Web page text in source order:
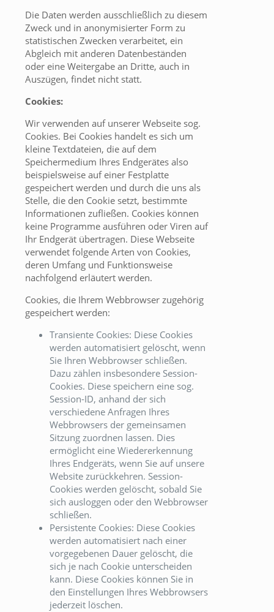
Die Daten werden ausschließlich zu diesem
Zweck und in anonymisierter Form zu
statistischen Zwecken verarbeitet, ein
Abgleich mit anderen Datenbeständen
oder eine Weitergabe an Dritte, auch in
Auszügen, findet nicht statt.
Cookies:
Wir verwenden auf unserer Webseite sog.
Cookies. Bei Cookies handelt es sich um
kleine Textdateien, die auf dem
Speichermedium Ihres Endgerätes also
beispielsweise auf einer Festplatte
gespeichert werden und durch die uns als
Stelle, die den Cookie setzt, bestimmte
Informationen zufließen. Cookies können
keine Programme ausführen oder Viren auf
Ihr Endgerät übertragen. Diese Webseite
verwendet folgende Arten von Cookies,
deren Umfang und Funktionsweise
nachfolgend erläutert werden.
Cookies, die Ihrem Webbrowser zugehörig
gespeichert werden:
Transiente Cookies: Diese Cookies
werden automatisiert gelöscht, wenn
Sie Ihren Webbrowser schließen.
Dazu zählen insbesondere Session-
Cookies. Diese speichern eine sog.
Session-ID, anhand der sich
verschiedene Anfragen Ihres
Webbrowsers der gemeinsamen
Sitzung zuordnen lassen. Dies
ermöglicht eine Wiedererkennung
Ihres Endgeräts, wenn Sie auf unsere
Website zurückkehren. Session-
Cookies werden gelöscht, sobald Sie
sich ausloggen oder den Webbrowser
schließen.
Persistente Cookies: Diese Cookies
werden automatisiert nach einer
vorgegebenen Dauer gelöscht, die
sich je nach Cookie unterscheiden
kann. Diese Cookies können Sie in
den Einstellungen Ihres Webbrowsers
jederzeit löschen.